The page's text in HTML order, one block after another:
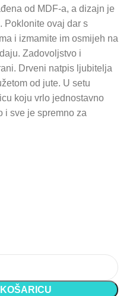
od MDF-a, a dizajn je
Poklonite ovaj dar s
i izmamite im osmijeh na
Zadovoljstvo i
Drveni natpis ljubitelja
od jute. U setu
koju vrlo jednostavno
i sve je spremno za
dog - 20x20cm količina